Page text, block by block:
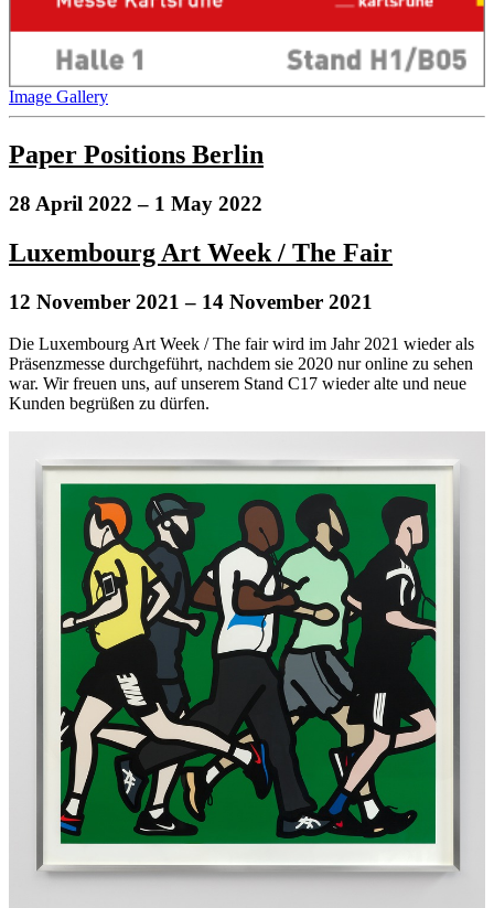
Image Gallery
Paper Positions Berlin
28 April 2022 – 1 May 2022
Luxembourg Art Week / The Fair
12 November 2021 – 14 November 2021
Die Luxembourg Art Week / The fair wird im Jahr 2021 wieder als
Präsenzmesse durchgeführt, nachdem sie 2020 nur online zu sehen
war. Wir freuen uns, auf unserem Stand C17 wieder alte und neue
Kunden begrüßen zu dürfen.